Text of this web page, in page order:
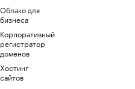
Облако для
бизнеса
Корпоративный
регистратор
доменов
Хостинг
сайтов